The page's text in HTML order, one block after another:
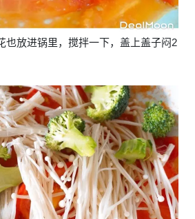
放进锅里，搅拌一下，盖上盖子闷2